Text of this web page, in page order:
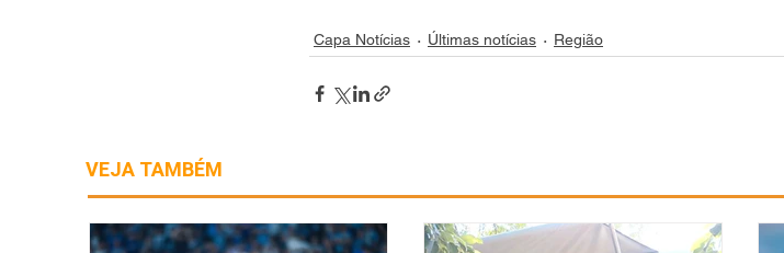
Capa Notícias Últimas notícias Região
VEJA TAMBÉM